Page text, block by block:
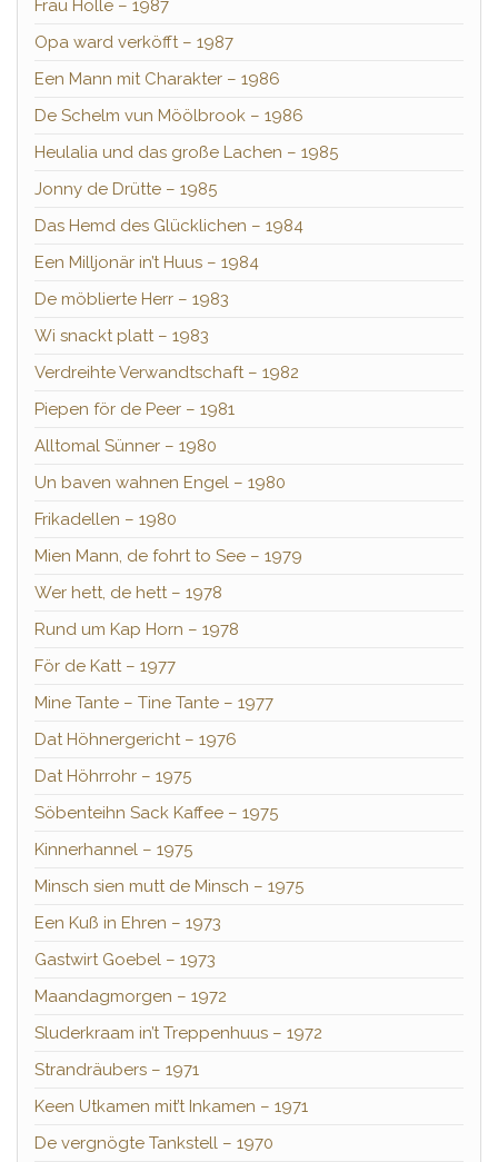
Frau Holle – 1987
Opa ward verköfft – 1987
Een Mann mit Charakter – 1986
De Schelm vun Möölbrook – 1986
Heulalia und das große Lachen – 1985
Jonny de Drütte – 1985
Das Hemd des Glücklichen – 1984
Een Milljonär in’t Huus – 1984
De möblierte Herr – 1983
Wi snackt platt – 1983
Verdreihte Verwandtschaft – 1982
Piepen för de Peer – 1981
Alltomal Sünner – 1980
Un baven wahnen Engel – 1980
Frikadellen – 1980
Mien Mann, de fohrt to See – 1979
Wer hett, de hett – 1978
Rund um Kap Horn – 1978
För de Katt – 1977
Mine Tante – Tine Tante – 1977
Dat Höhnergericht – 1976
Dat Höhrrohr – 1975
Söbenteihn Sack Kaffee – 1975
Kinnerhannel – 1975
Minsch sien mutt de Minsch – 1975
Een Kuß in Ehren – 1973
Gastwirt Goebel – 1973
Maandagmorgen – 1972
Sluderkraam in’t Treppenhuus – 1972
Strandräubers – 1971
Keen Utkamen mit’t Inkamen – 1971
De vergnögte Tankstell – 1970